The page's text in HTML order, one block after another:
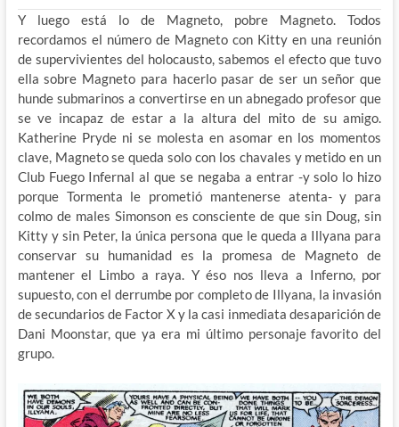
Y luego está lo de Magneto, pobre Magneto. Todos
recordamos el número de Magneto con Kitty en una reunión
de supervivientes del holocausto, sabemos el efecto que tuvo
ella sobre Magneto para hacerlo pasar de ser un señor que
hunde submarinos a convertirse en un abnegado profesor que
se ve incapaz de estar a la altura del mito de su amigo.
Katherine Pryde ni se molesta en asomar en los momentos
clave, Magneto se queda solo con los chavales y metido en un
Club Fuego Infernal al que se negaba a entrar -y solo lo hizo
porque Tormenta le prometió mantenerse atenta- y para
colmo de males Simonson es consciente de que sin Doug, sin
Kitty y sin Peter, la única persona que le queda a Illyana para
conservar su humanidad es la promesa de Magneto de
mantener el Limbo a raya. Y éso nos lleva a Inferno, por
supuesto, con el derrumbe por completo de Illyana, la invasión
de secundarios de Factor X y la casi inmediata desaparición de
Dani Moonstar, que ya era mi último personaje favorito del
grupo.